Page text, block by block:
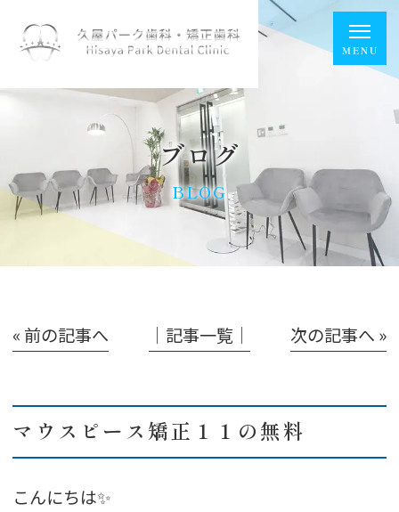
ブログ
BLOG
« 前の記事へ │記事一覧│ 次の記事へ »
マウスピース矯正１１の無料
こんにちは✨